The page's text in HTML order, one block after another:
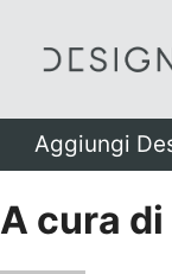
Aggiungi
A cura